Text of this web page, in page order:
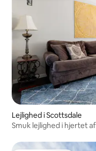
Lejlighed i Scottsdale
Smuk lejlighed i hjertet